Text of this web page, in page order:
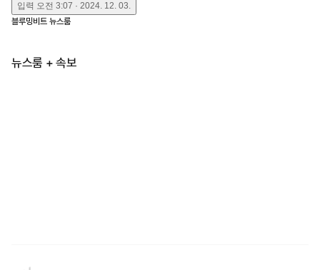
입력 오전 3:07 · 2024. 12. 03.
블루밍비트 뉴스룸
뉴스룸 + 속보